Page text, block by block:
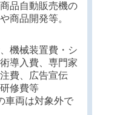
品自動販売機の
商品開発等。
機械装置費・シ
導入費、専門家
費、広告宣伝
修費等
車両は対象外で